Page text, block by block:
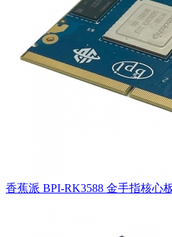
香蕉派 BPI-RK3588 金手指核心